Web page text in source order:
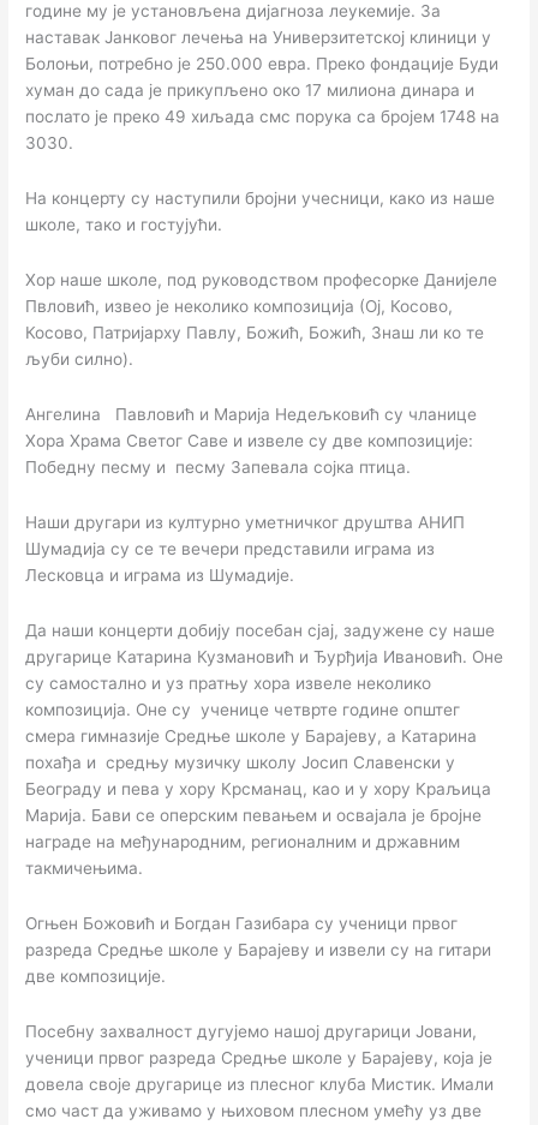
године му је установљена дијагноза леукемије. За
наставак Јанковог лечења на Универзитетској клиници у
Болоњи, потребно је 250.000 евра. Преко фондације Буди
хуман до сада је прикупљено око 17 милиона динара и
послато је преко 49 хиљада смс порука са бројем 1748 на
3030.
На концерту су наступили бројни учесници, како из наше
школе, тако и гостујући.
Хор наше школе, под руководством професорке Данијеле
Пвловић, извео је неколико композиција (Ој, Косово,
Косово, Патријарху Павлу, Божић, Божић, Знаш ли ко те
љуби силно).
Ангелина Павловић и Марија Недељковић су чланице
Хора Храма Светог Саве и извеле су две композиције:
Победну песму и песму Запевала сојка птица.
Наши другари из културно уметничког друштва АНИП
Шумадија су се те вечери представили играма из
Лесковца и играма из Шумадије.
Да наши концерти добију посебан сјај, задужене су наше
другарице Катарина Кузмановић и Ђурђија Ивановић. Оне
су самостално и уз пратњу хора извеле неколико
композиција. Оне су ученице четврте године општег
смера гимназије Средње школе у Барајеву, а Катарина
похађа и средњу музичку школу Јосип Славенски у
Београду и пева у хору Крсманац, као и у хору Краљица
Марија. Бави се оперским певањем и освајала је бројне
награде на међународним, регионалним и државним
такмичењима.
Огњен Божовић и Богдан Газибара су ученици првог
разреда Средње школе у Барајеву и извели су на гитари
две композиције.
Посебну захвалност дугујемо нашој другарици Јовани,
ученици првог разреда Средње школе у Барајеву, која је
довела своје другарице из плесног клуба Мистик. Имали
смо част да уживамо у њиховом плесном умећу уз две